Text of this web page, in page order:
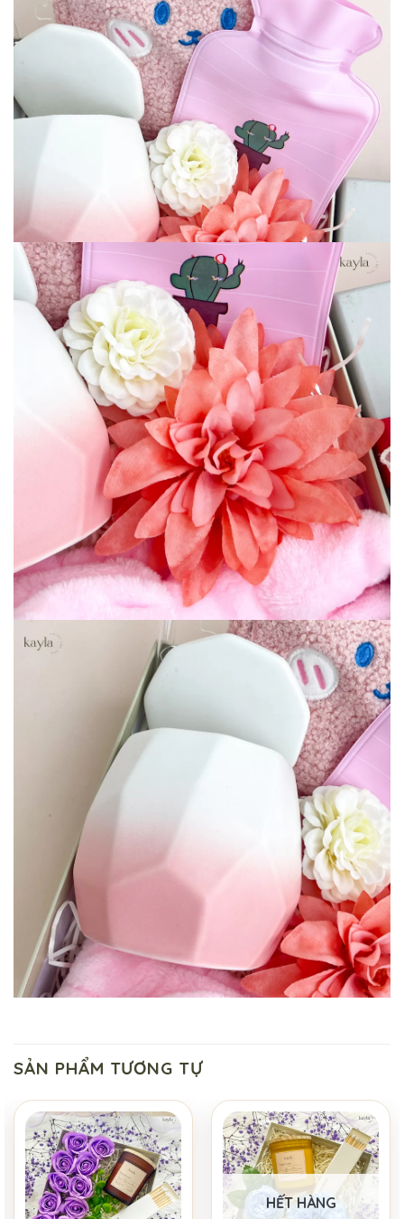
SẢN PHẨM TƯƠNG TỰ
HẾT HÀNG